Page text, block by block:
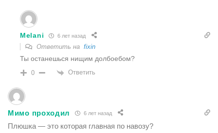
Melani 6 лет назад
Ответить на fixin
Ты останешься нищим долбоебом?
0 Ответить
Мимо проходил 6 лет назад
Плюшка — это которая главная по навозу?